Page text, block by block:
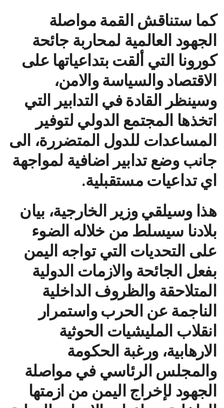
كما ستناقش القمة مواصلة
الجهود العالمية لمحاربة جائحة
كورونا التي ألقت بتداعياتها على
الاقتصاد والسياسة والامن،
وسينظر القادة في التدابير التي
اتخذها المجتمع الدولي لتوفير
المساعدات للدول المتضررة، الى
جانب وضع تدابير اضافية لمواجهة
اي تداعيات مستقبلية.
هذا وسيلقي وزير الخارجية، بيان
بلادنا سيسلط من خلاله الضوء
على التحديات التي تواجه اليمن
بفعل الجائحة والازمات الدولية
المتلاحقة والظروف الداخلية
الناجمة عن الحرب واستمرار
انقلاب المليشيات الحوثية
الارهابية، ورغبة الحكومة
والمجلس الرئاسي في مواصلة
الجهود لإخراج اليمن من ازمتها